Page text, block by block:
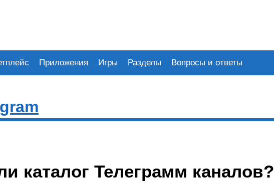
Приложения Игры Разделы Вопросы и ответы
каталог Телеграмм каналов?